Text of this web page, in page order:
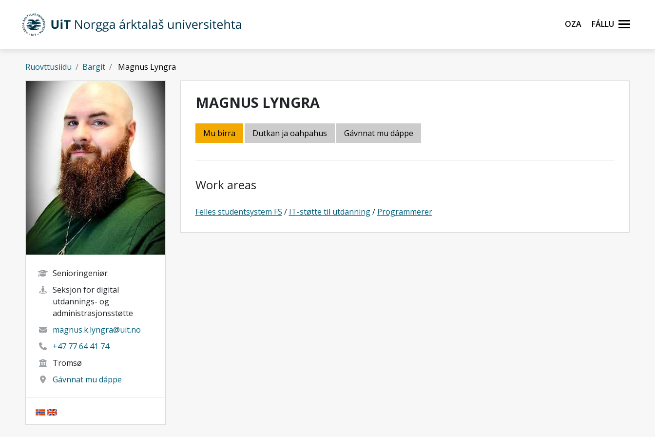
Gå til hovedinnhold
Oza
Fállu
Ruovttusiidu Bargit Magnus Lyngra
Senioringeniør
Seksjon for digital
utdannings- og
administrasjonsstøtte
magnus.k.lyngra@uit.no
+47 77 64 41 74
Tromsø
Gávnnat mu dáppe
MAGNUS LYNGRA
Mu birra Dutkan ja oahpahus Gávnnat mu dáppe
Work areas
Felles studentsystem FS / IT-støtte til utdanning/ Programmerer